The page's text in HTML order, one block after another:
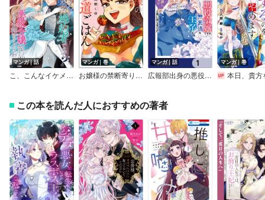
マンガ｜話
こ、こんなイケメンが私の幼馴染みで婚約者ですって？ さすが悪役令嬢、それくらいの器じゃなければこんな大役務まらないわ 【連載版】
マンガ｜巻
お嬢様の禁断寄り道ごはん 【かきおろし漫画付】
マンガ｜話
広報部出身の悪役令嬢ですが、無表情な王子が「君を手放したくない」と言い出しました【分冊版】
マンガ｜巻
本日、貴方を愛するのをやめます 王妃と不倫した貴方が悪い
この本を読んだ人におすすめの著者